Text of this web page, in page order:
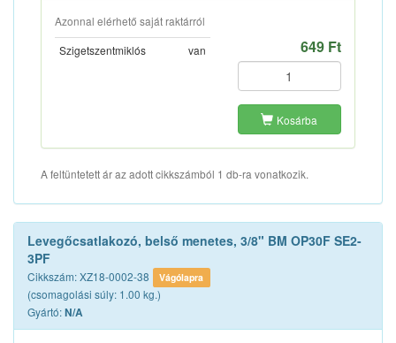
Azonnal elérhető saját raktárról
Szigetszentmiklós
van 649 Ft
Kosárba
A feltüntetett ár az adott cikkszámból 1 db-ra vonatkozik.
Levegőcsatlakozó, belső menetes, 3/8" BM OP30F SE2-
3PF
Cikkszám: XZ18-0002-38 Vágólapra
(csomagolási súly: 1.00 kg.)
Gyártó:N/A